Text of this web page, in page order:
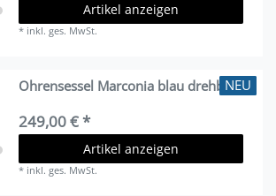
Artikel anzeigen
* inkl. ges. MwSt.
NEU
Ohrensessel Marconia blau drehbar
249,00 € *
Artikel anzeigen
* inkl. ges. MwSt.